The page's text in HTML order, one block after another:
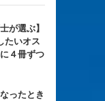
が選ぶ】
たいオス
４冊ずつ
ったとき